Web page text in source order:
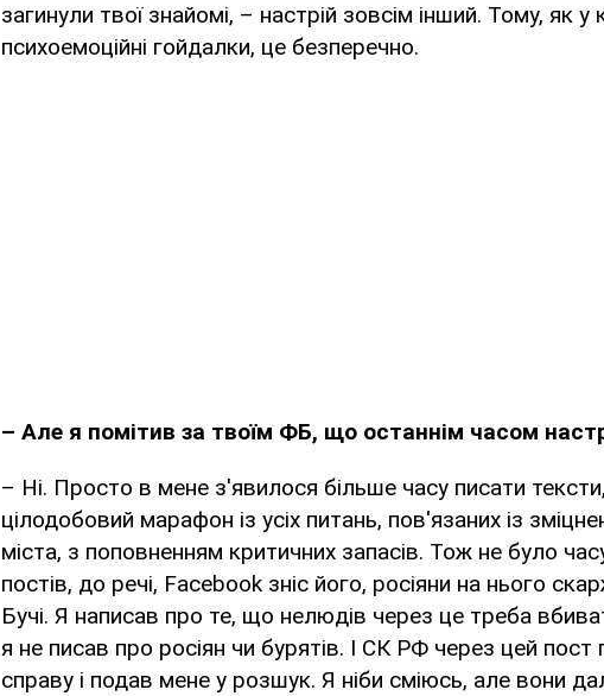
загинули твої знайомі, – настрій зовсім інший. Тому, як
психоемоційні гойдалки, це безперечно.
– Але я помітив за твоїм ФБ, що останнім часом
– Ні. Просто в мене з'явилося більше часу писати
цілодобовий марафон із усіх питань, пов'язаних із
міста, з поповненням критичних запасів. Тож не було
постів, до речі, Facebook зніс його, росіяни на нього
Бучі. Я написав про те, що нелюдів через це треба
я не писав про росіян чи бурятів. І СК РФ через цей
справу і подав мене у розшук. Я ніби сміюсь, але вони